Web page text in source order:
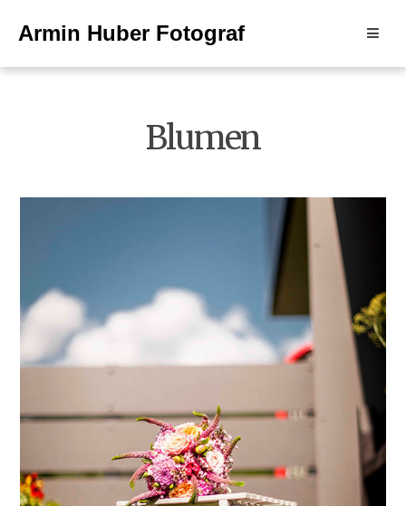
content
Armin Huber Fotograf
Blumen